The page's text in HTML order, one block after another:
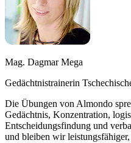
Mag. Dagmar Mega
Gedächtnistrainerin
Die Übungen von Almondo
Gedächtnis, Konzentration,
Entscheidungsfindung und
und bleiben wir